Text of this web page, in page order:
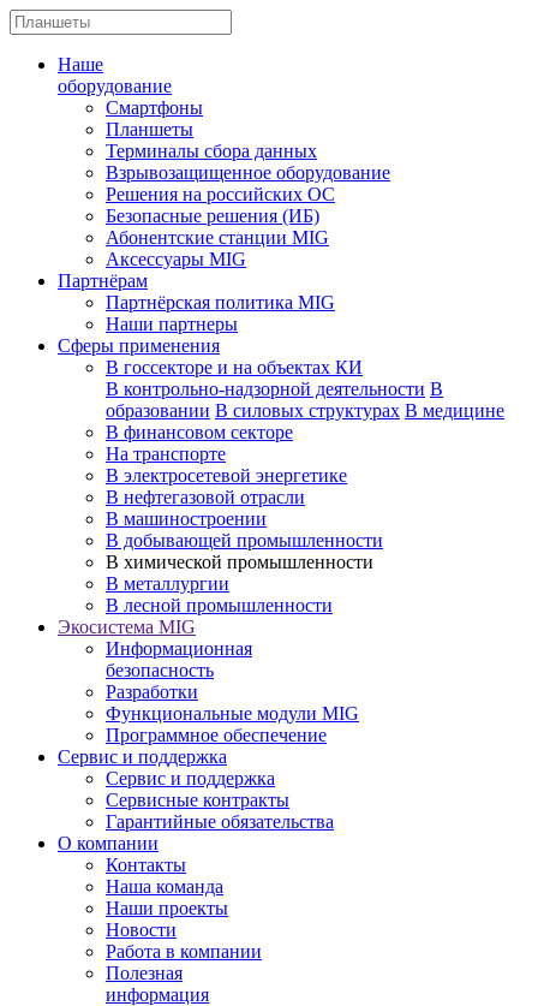
Наше
оборудование
Смартфоны
Планшеты
Терминалы сбора данных
Взрывозащищенное оборудование
Решения на российских ОС
Безопасные решения (ИБ)
Абонентские станции MIG
Аксессуары MIG
Партнёрам
Партнёрская политика MIG
Наши партнеры
Сферы применения
В госсекторе и на объектах КИ
В контрольно-надзорной деятельности В
образовании В силовых структурах В медицине
В финансовом секторе
На транспорте
В электросетевой энергетике
В нефтегазовой отрасли
В машиностроении
В добывающей промышленности
В химической промышленности
В металлургии
В лесной промышленности
Экосистема MIG
Информационная
безопасность
Разработки
Функциональные модули MIG
Программное обеспечение
Сервис и поддержка
Сервис и поддержка
Сервисные контракты
Гарантийные обязательства
О компании
Контакты
Наша команда
Наши проекты
Новости
Работа в компании
Полезная
информация